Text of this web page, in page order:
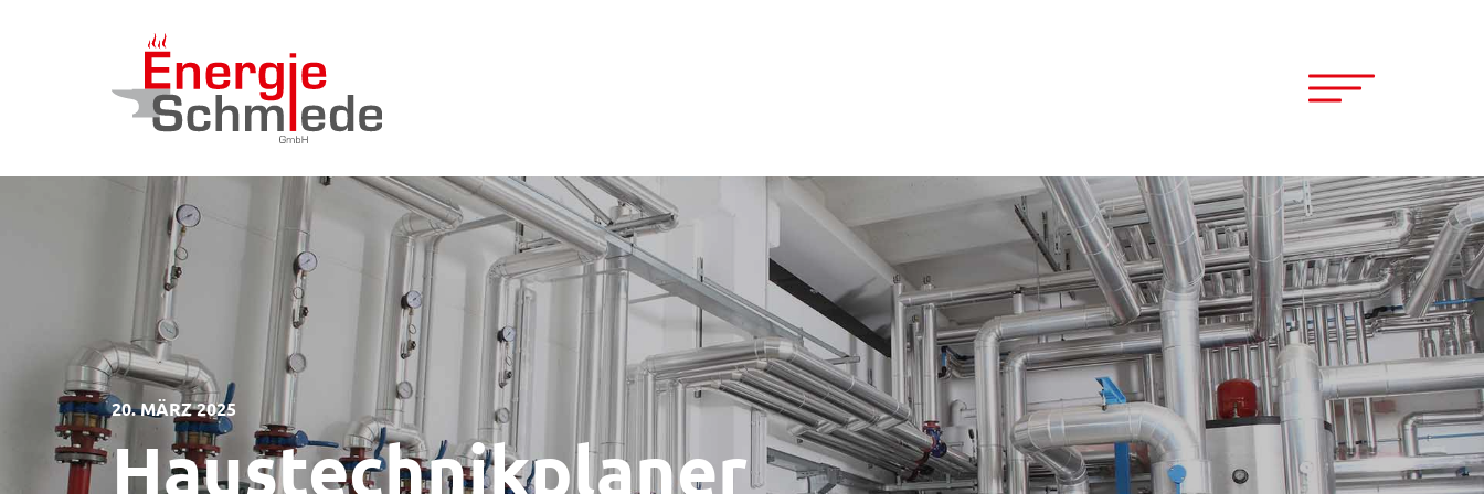
20. MÄRZ 2025
Haustechnikplaner